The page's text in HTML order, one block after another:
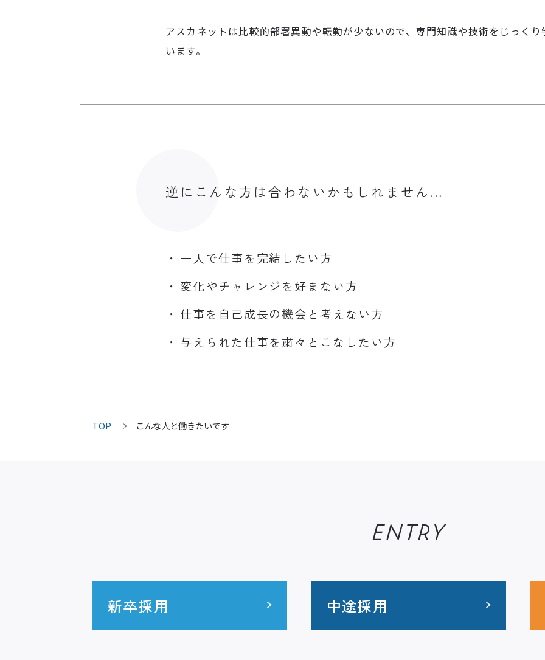
アスカネットは比較的部署異動や転勤が少ないので、専門知識や技術をじっく
います。
逆にこんな方は合わないかもしれません…
一人で仕事を完結したい方
変化やチャレンジを好まない方
仕事を自己成長の機会と考えない方
与えられた仕事を粛々とこなしたい方
TOP こんな人と働きたいです
ENTRY
新卒採用 中途採用